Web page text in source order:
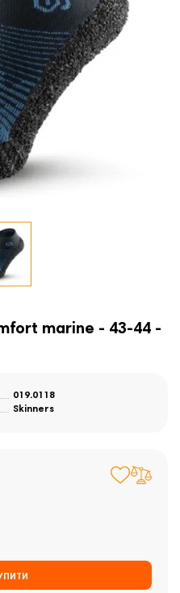
marine - 43-44 -
019.0118
Skinners